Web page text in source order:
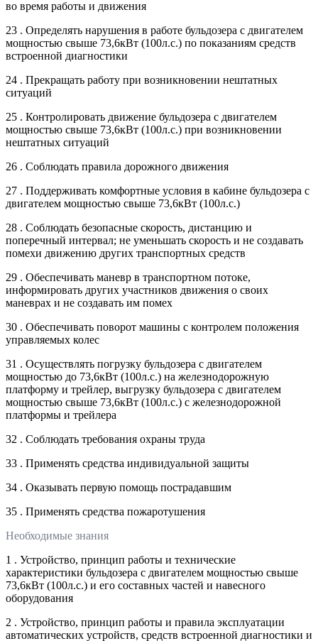
во время работы и движения
23 . Определять нарушения в работе бульдозера с двигателем
мощностью свыше 73,6кВт (100л.с.) по показаниям средств
встроенной диагностики
24 . Прекращать работу при возникновении нештатных
ситуаций
25 . Контролировать движение бульдозера с двигателем
мощностью свыше 73,6кВт (100л.с.) при возникновении
нештатных ситуаций
26 . Соблюдать правила дорожного движения
27 . Поддерживать комфортные условия в кабине бульдозера с
двигателем мощностью свыше 73,6кВт (100л.с.)
28 . Соблюдать безопасные скорость, дистанцию и
поперечный интервал; не уменьшать скорость и не создавать
помехи движению других транспортных средств
29 . Обеспечивать маневр в транспортном потоке,
информировать других участников движения о своих
маневрах и не создавать им помех
30 . Обеспечивать поворот машины с контролем положения
управляемых колес
31 . Осуществлять погрузку бульдозера с двигателем
мощностью до 73,6кВт (100л.с.) на железнодорожную
платформу и трейлер, выгрузку бульдозера с двигателем
мощностью свыше 73,6кВт (100л.с.) с железнодорожной
платформы и трейлера
32 . Соблюдать требования охраны труда
33 . Применять средства индивидуальной защиты
34 . Оказывать первую помощь пострадавшим
35 . Применять средства пожаротушения
Необходимые знания
1 . Устройство, принцип работы и технические
характеристики бульдозера с двигателем мощностью свыше
73,6кВт (100л.с.) и его составных частей и навесного
оборудования
2 . Устройство, принцип работы и правила эксплуатации
автоматических устройств, средств встроенной диагностики и